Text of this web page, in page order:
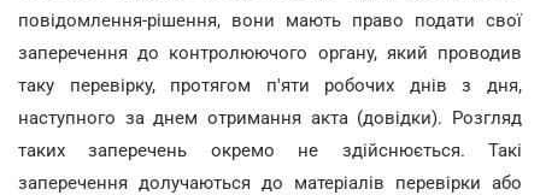
повідомлення-рішення, вони мають право подати свої
заперечення до контролюючого органу, який проводив
таку перевірку, протягом п'яти робочих днів з дня,
наступного за днем отримання акта (довідки). Розгляд
таких заперечень окремо не здійснюється. Такі
заперечення долучаються до матеріалів перевірки або